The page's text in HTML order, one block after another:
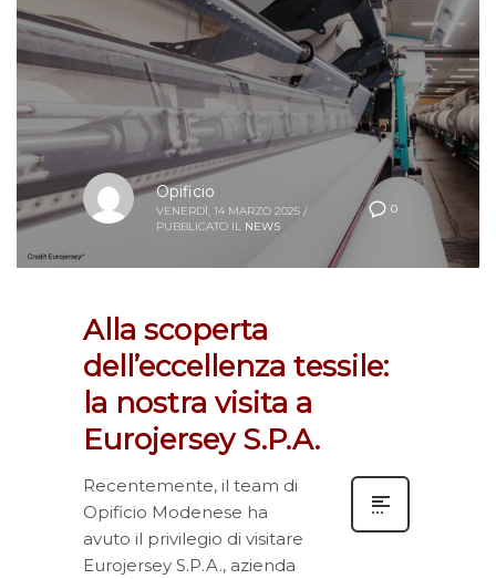
0
Opificio
VENERDÌ, 14 MARZO 2025 /
PUBBLICATO IL NEWS
Alla scoperta
dell’eccellenza tessile:
la nostra visita a
Eurojersey S.P.A.
Recentemente, il team di
Opificio Modenese ha
avuto il privilegio di visitare
Eurojersey S.P.A., azienda